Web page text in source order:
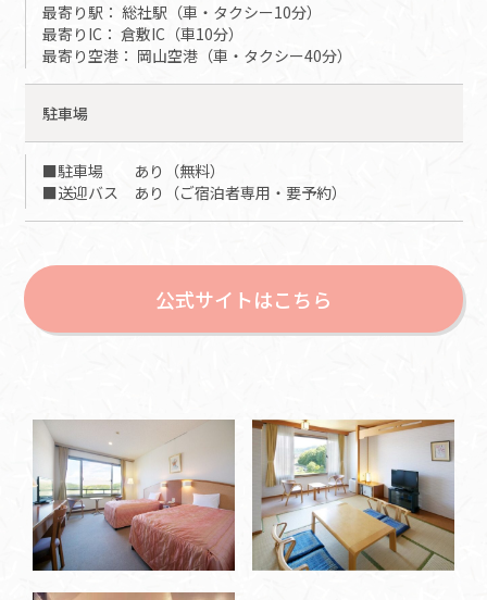
最寄り駅： 総社駅（車・タクシー10分）
最寄りIC： 倉敷IC（車10分）
最寄り空港： 岡山空港（車・タクシー40分）
駐車場
■駐車場 あり（無料）
■送迎バス あり（ご宿泊者専用・要予約）
公式サイトはこちら